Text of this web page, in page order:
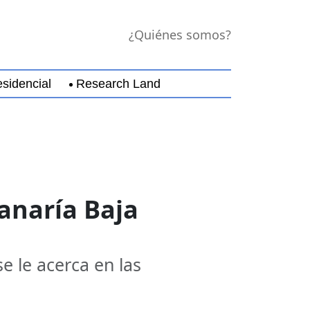
¿Quiénes somos?
Research Land
Baja
le acerca en las